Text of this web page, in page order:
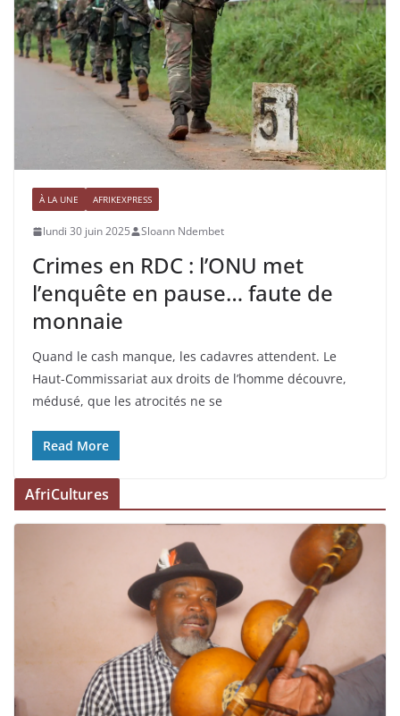
À LA UNE AFRIKEXPRESS
lundi 30 juin 2025 Sloann Ndembet
Crimes en RDC : l’ONU met
l’enquête en pause… faute de
monnaie
Quand le cash manque, les cadavres attendent. Le
Haut-Commissariat aux droits de l’homme découvre,
médusé, que les atrocités ne se
Read More
AfriCultures